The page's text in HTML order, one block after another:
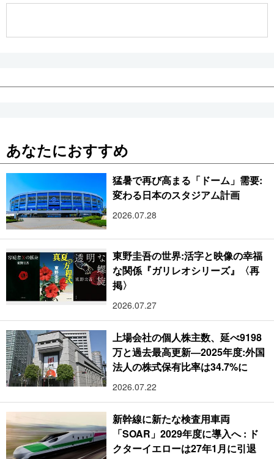
あなたにおすすめ
猛暑で再び高まる「ドーム」需要:
変わる日本のスタジアム計画
2026.07.28
東野圭吾の世界:活字と映像の幸福
な関係『ガリレオシリーズ』〈再
掲〉
2026.07.27
上場会社の個人株主数、延べ9198
万と過去最高更新―2025年度:外国
法人の株式保有比率は34.7%に
2026.07.22
新幹線に新たな検査用車両
「SOAR」2029年度に導入へ : ド
クターイエローは27年1月に引退